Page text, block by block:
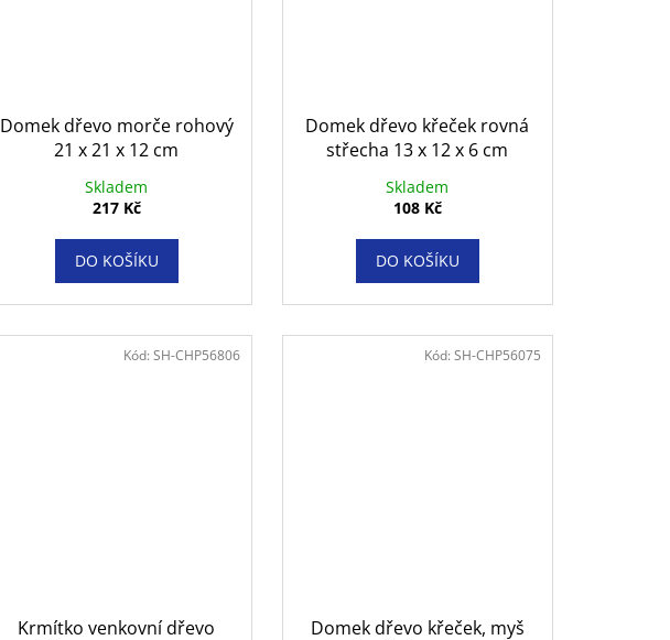
Domek dřevo morče rohový
21 x 21 x 12 cm
Skladem
217 Kč
DO KOŠÍKU
Domek dřevo křeček rovná
střecha 13 x 12 x 6 cm
Skladem
108 Kč
DO KOŠÍKU
Krmítko venkovní dřevo
Kód: SH-CHP56806
Domek dřevo křeček, myš
Kód: SH-CHP56075